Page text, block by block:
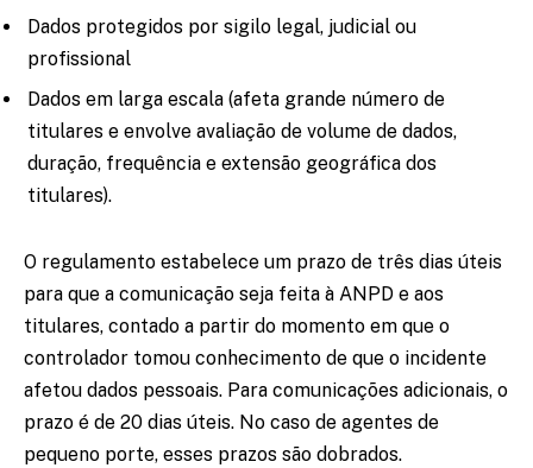
Dados protegidos por sigilo legal, judicial ou
profissional
Dados em larga escala (afeta grande número de
titulares e envolve avaliação de volume de dados,
duração, frequência e extensão geográfica dos
titulares).
O regulamento estabelece um prazo de três dias úteis
para que a comunicação seja feita à ANPD e aos
titulares, contado a partir do momento em que o
controlador tomou conhecimento de que o incidente
afetou dados pessoais. Para comunicações adicionais, o
prazo é de 20 dias úteis. No caso de agentes de
pequeno porte, esses prazos são dobrados.